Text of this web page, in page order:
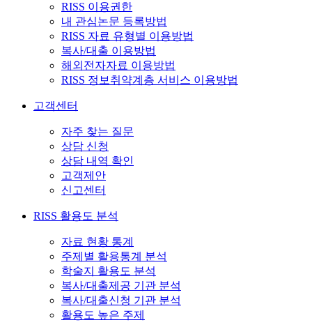
RISS 이용권한
내 관심논문 등록방법
RISS 자료 유형별 이용방법
복사/대출 이용방법
해외전자자료 이용방법
RISS 정보취약계층 서비스 이용방법
고객센터
자주 찾는 질문
상담 신청
상담 내역 확인
고객제안
신고센터
RISS 활용도 분석
자료 현황 통계
주제별 활용통계 분석
학술지 활용도 분석
복사/대출제공 기관 분석
복사/대출신청 기관 분석
활용도 높은 주제